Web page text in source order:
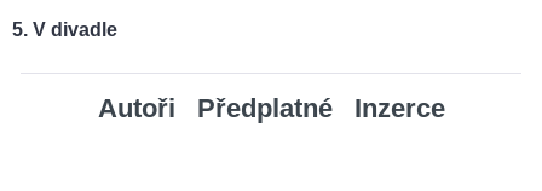
V divadle
Autoři Předplatné Inzerce